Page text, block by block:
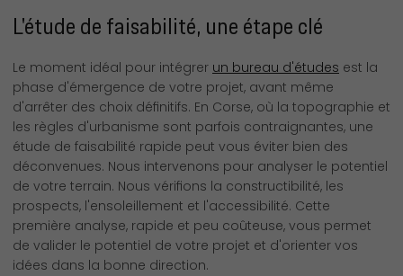
L'étude de faisabilité, une étape clé
Le moment idéal pour intégrer un bureau d'études est la
phase d'émergence de votre projet, avant même
d'arrêter des choix définitifs. En Corse, où la topographie et
les règles d'urbanisme sont parfois contraignantes, une
étude de faisabilité rapide peut vous éviter bien des
déconvenues. Nous intervenons pour analyser le potentiel
de votre terrain. Nous vérifions la constructibilité, les
prospects, l'ensoleillement et l'accessibilité. Cette
première analyse, rapide et peu coûteuse, vous permet
de valider le potentiel de votre projet et d'orienter vos
idées dans la bonne direction.